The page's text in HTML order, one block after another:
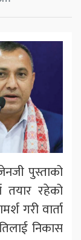
पुस्ताको
तयार रहेको
गरी वार्ता
निकास